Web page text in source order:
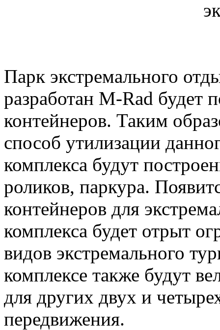
Парк экстремального
разработан M-Rad будет
контейнеров. Таким
способ утилизации
комплекса будут
роликов, паркура.
контейнеров для
комплекса будет отрыт
видов экстремального
комплексе также будут
для других двух и
передвижения.